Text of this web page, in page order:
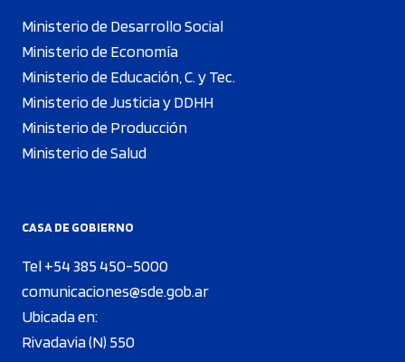
Ministerio de Desarrollo Social
Ministerio de Economía
Ministerio de Educación, C. y Tec.
Ministerio de Justicia y DDHH
Ministerio de Producción
Ministerio de Salud
CASA DE GOBIERNO
Tel +54 385 450-5000
comunicaciones@sde.gob.ar
Ubicada en:
Rivadavia (N) 550